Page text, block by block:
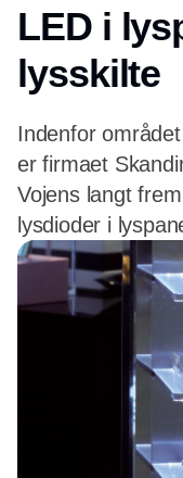
LED i
lysskilte
Indenfor
er firmaet
Vojens langt
lysdioder i